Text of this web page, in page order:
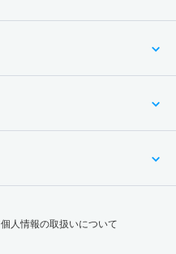
個人情報の取扱いについて